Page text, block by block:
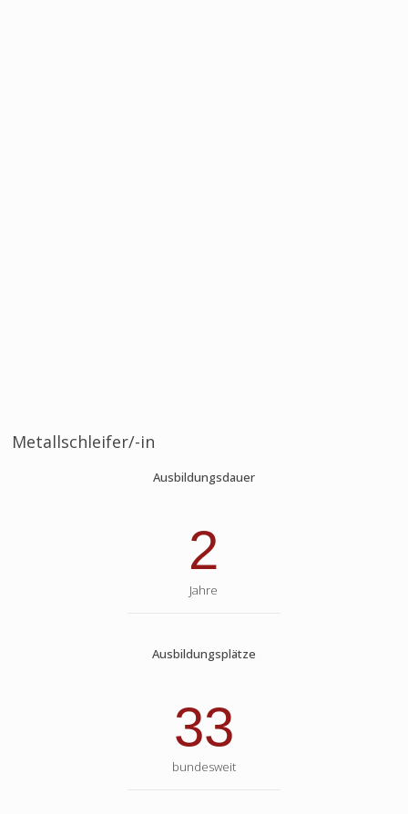
Metallschleifer/-in
Ausbildungsdauer
2
Jahre
Ausbildungsplätze
33
bundesweit